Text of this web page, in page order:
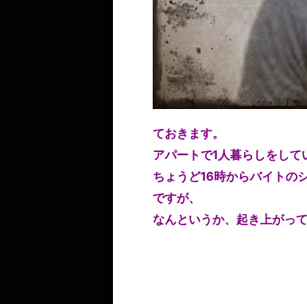
ておきます。
アパートで1人暮らしをして
ちょうど16時からバイトの
ですが、
なんというか、起き上がっ